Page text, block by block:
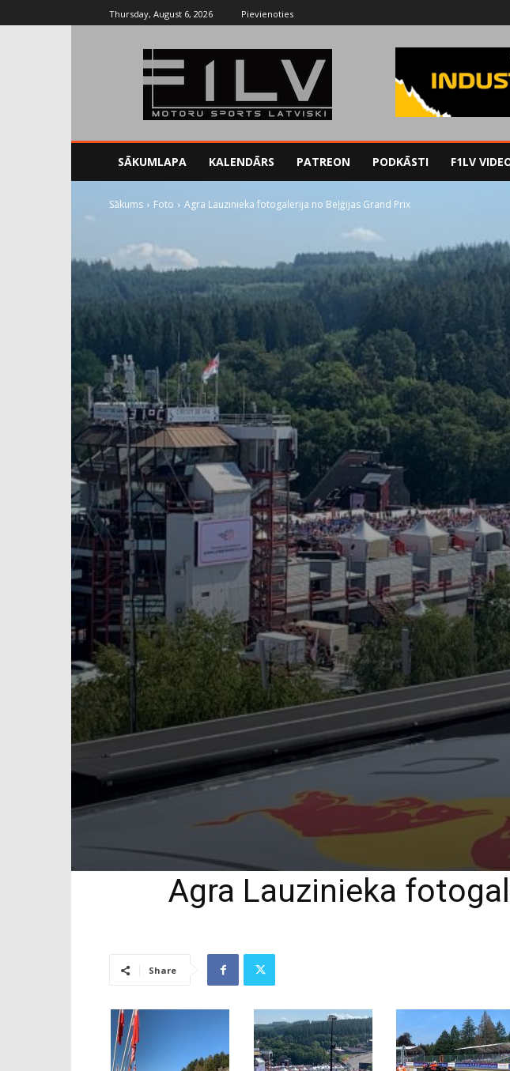
Thursday, August 6, 2026 Pievienoties
SĀKUMLAPA KALENDĀRS PATREON PODKĀSTI F1LV
Sākums Foto Agra Lauzinieka fotogalerija no Beļģijas Grand Prix
Agra Lauzinieka
Share